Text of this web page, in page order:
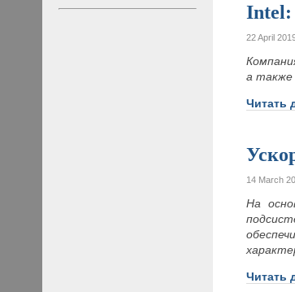
Intel:
22 April
а также
Читать
14 March
На
Читать